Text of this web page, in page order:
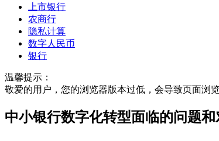
上市银行
农商行
隐私计算
数字人民币
银行
温馨提示：
敬爱的用户，您的浏览器版本过低，会导致页面浏
中小银行数字化转型面临的问题和